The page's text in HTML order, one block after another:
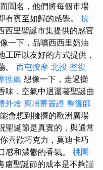
聞名，他們將每個市場
有賓至如歸的感覺。 按
西里聖誕市集提供的感官
一下，品嚐西西里奶油
匠以友好的方式提供，
。 西屯按摩 北投 整復
推薦 想像一下，走過攤
味，空氣中迴盪著聖誕曲
外燴 柬埔寨簽證 整復師
會想到擁擠的歐洲廣場
聖誕節是真實的，與通常
喜歡巧克力，莫迪卡巧
感和濃鬱的香氣。 桃園
慮聖誕節的成本是不夠謹